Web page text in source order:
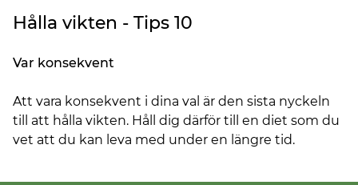
Hålla vikten - Tips 10
Var konsekvent
Att vara konsekvent i dina val är den sista nyckeln
till att hålla vikten. Håll dig därför till en diet som du
vet att du kan leva med under en längre tid.